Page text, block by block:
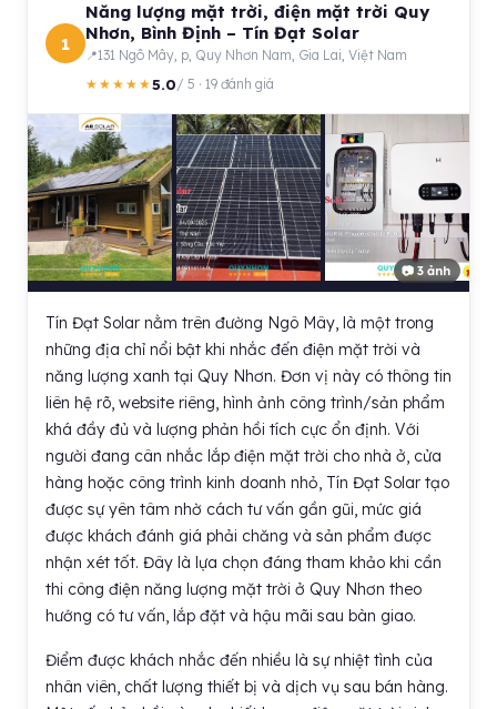
1
Năng lượng mặt trời, điện mặt trời Quy
Nhơn, Bình Định – Tín Đạt Solar
131 Ngô Mây, p, Quy Nhơn Nam, Gia Lai, Việt Nam
★★★★★5.0/ 5 · 19 đánh giá
📷 3 ảnh
Tín Đạt Solar nằm trên đường Ngô Mây, là một trong
những địa chỉ nổi bật khi nhắc đến điện mặt trời và
năng lượng xanh tại Quy Nhơn. Đơn vị này có thông tin
liên hệ rõ, website riêng, hình ảnh công trình/sản phẩm
khá đầy đủ và lượng phản hồi tích cực ổn định. Với
người đang cân nhắc lắp điện mặt trời cho nhà ở, cửa
hàng hoặc công trình kinh doanh nhỏ, Tín Đạt Solar tạo
được sự yên tâm nhờ cách tư vấn gần gũi, mức giá
được khách đánh giá phải chăng và sản phẩm được
nhận xét tốt. Đây là lựa chọn đáng tham khảo khi cần
thi công điện năng lượng mặt trời ở Quy Nhơn theo
hướng có tư vấn, lắp đặt và hậu mãi sau bàn giao.
Điểm được khách nhắc đến nhiều là sự nhiệt tình của
nhân viên, chất lượng thiết bị và dịch vụ sau bán hàng.